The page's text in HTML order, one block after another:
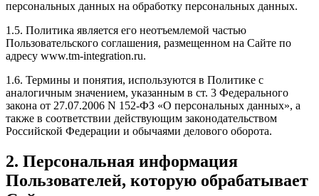
персональных данных на обработку персональных данных.
1.5. Политика является его неотъемлемой частью
Пользовательского соглашения, размещенном на Сайте по
адресу www.tm-integration.ru.
1.6. Термины и понятия, используются в Политике с
аналогичным значением, указанным в ст. 3 Федерального
закона от 27.07.2006 N 152-ФЗ «О персональных данных», а
также в соответствии действующим законодательством
Российской Федерации и обычаями делового оборота.
2. Персональная информация
Пользователей, которую обрабатывает